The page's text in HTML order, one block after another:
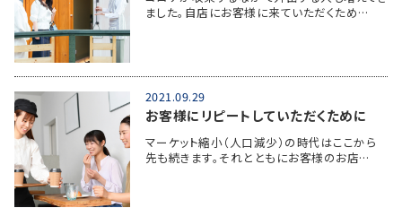
ました。自店にお客様に来ていただくため…
2021.09.29
お客様にリピートしていただくために
マーケット縮小（人口減少）の時代はここから
先も続きます。それとともにお客様のお店…